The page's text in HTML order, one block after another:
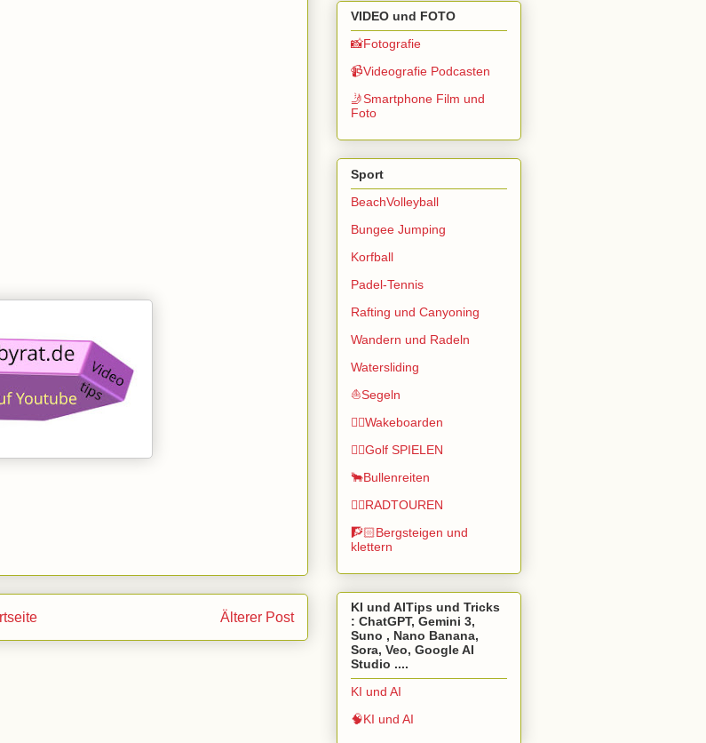
Älterer Post
VIDEO und FOTO
📸Fotografie
📹Videografie Podcasten
🤳Smartphone Film und
Foto
Sport
BeachVolleyball
Bungee Jumping
Korfball
Padel-Tennis
Rafting und Canyoning
Wandern und Radeln
Watersliding
⛵Segeln
🏄🏽Wakeboarden
🏌️‍♂️Golf SPIELEN
🐂Bullenreiten
🚴‍♂️RADTOUREN
🧗🏻Bergsteigen und
klettern
KI und AITips und Tricks
: ChatGPT, Gemini 3,
Suno , Nano Banana,
Sora, Veo, Google AI
Studio ....
KI und AI
🧠KI und AI